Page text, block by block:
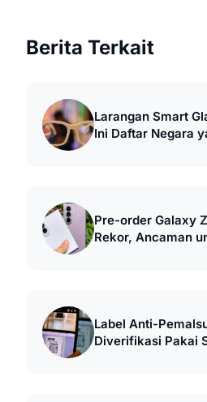
Berita Terkait
Larangan Smart
Ini Daftar Negara
Pre-order Galaxy
Rekor, Ancaman
Label Anti-
Diverifikasi Pakai